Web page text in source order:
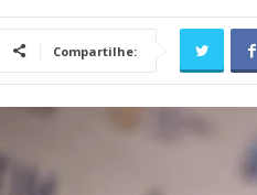
Compartilhe: